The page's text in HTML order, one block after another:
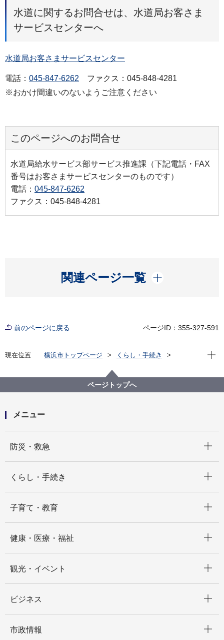
水道に関するお問合せは、水道局お客さま
サービスセンターへ
水道局お客さまサービスセンター
電話： 045-847-6262 ファクス：045-848-4281
※おかけ間違いのないようご注意ください
このページへのお問合せ
水道局給水サービス部サービス推進課（下記電話・FAX
番号はお客さまサービスセンターのものです）
電話： 045-847-6262
ファクス：045-848-4281
関連ページ一覧
開く
前のページに戻る ページID：355-327-591
現在位置 横浜市トップページ
くらし・手続き
水道メーター検針員および料金整理員
現在
ページトップへ
メニュー
防災・救急
くらし・手続き
子育て・教育
健康・医療・福祉
観光・イベント
ビジネス
市政情報